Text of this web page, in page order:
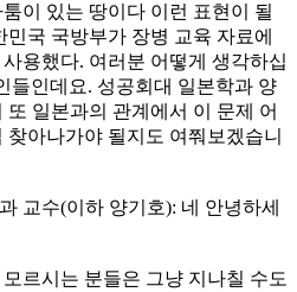
이 있는 땅이다 이런 표현이 될
국 국방부가 장병 교육 자료에
용했다. 여러분 어떻게 생각하십
들인데요. 성공회대 일본학과 양
일본과의 관계에서 이 문제 어
아나가야 될지도 여쭤보겠습니
교수(이하 양기호): 네 안녕하세
르시는 분들은 그냥 지나칠 수도